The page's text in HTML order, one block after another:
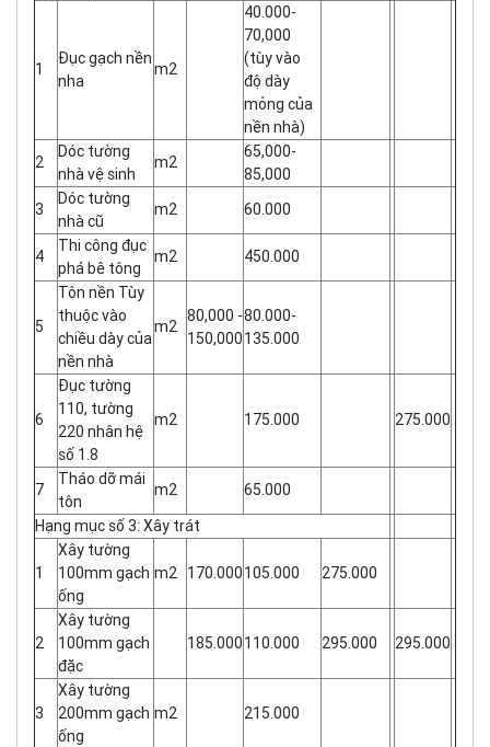
1
Đục gạch nền
nha
m2
40.000-
70,000
(tùy vào
độ dày
mỏng của
nền nhà)
2
Dóc tường
nhà vệ sinh
m2
65,000-
85,000
3
Dóc tường
nhà cũ
m2 60.000
4
Thi công đục
phá bê tông
m2 450.000
5
Tôn nền Tùy
thuộc vào
chiều dày của
nền nhà
m2
80,000 -
150,000
80.000-
135.000
6
Đục tường
110, tường
220 nhân hệ
số 1.8
m2 175.000 275.000
7
Tháo dỡ mái
tôn
m2
65.000
Hạng mục số 3: Xây trát
1
Xây tường
100mm gạch
ống
m2 170.000105.000 275.000
2
Xây tường
100mm gạch
đặc
185.000110.000 295.000 295.000
3
Xây tường
200mm gạch
ống
m2 215.000